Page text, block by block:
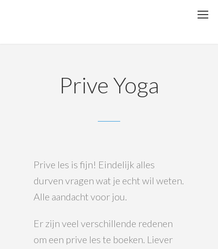
Prive Yoga
Prive les is fijn! Eindelijk alles
durven vragen wat je echt wil weten.
Alle aandacht voor jou.
Er zijn veel verschillende redenen
om een prive les te boeken. Liever